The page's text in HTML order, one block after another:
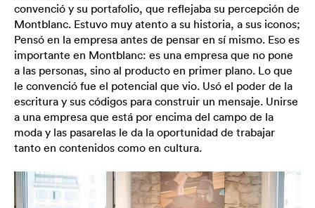
convenció y su portafolio, que reflejaba su percepción de
Montblanc. Estuvo muy atento a su historia, a sus iconos;
Pensó en la empresa antes de pensar en sí mismo. Eso es
importante en Montblanc: es una empresa que no pone
a las personas, sino al producto en primer plano. Lo que
le convenció fue el potencial que vio. Usó el poder de la
escritura y sus códigos para construir un mensaje. Unirse
a una empresa que está por encima del campo de la
moda y las pasarelas le da la oportunidad de trabajar
tanto en contenidos como en cultura.